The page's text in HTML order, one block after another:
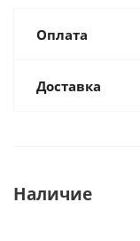
Оплата
Доставка
Наличие